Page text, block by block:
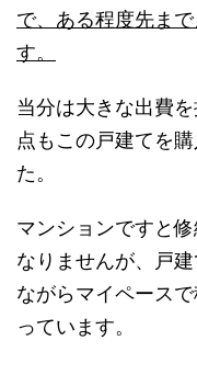
で、ある程度先ま
す。
当分は大きな出費
点もこの戸建てを
た。
マンションですと
なりませんが、戸
ながらマイペース
っています。